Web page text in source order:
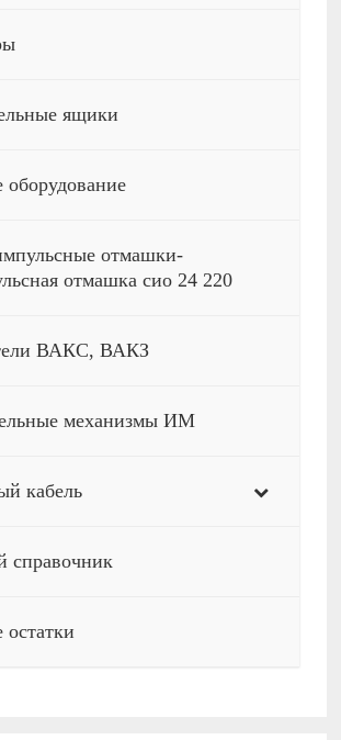
ящики
оборудование
отмашки-
отмашка сио 24 220
ВАКС, ВАКЗ
механизмы ИМ
кабель
справочник
остатки